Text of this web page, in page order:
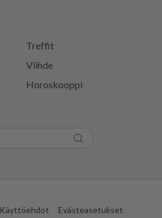
Treffit
Viihde
Horoskooppi
Käyttöehdot
Evästeasetukset